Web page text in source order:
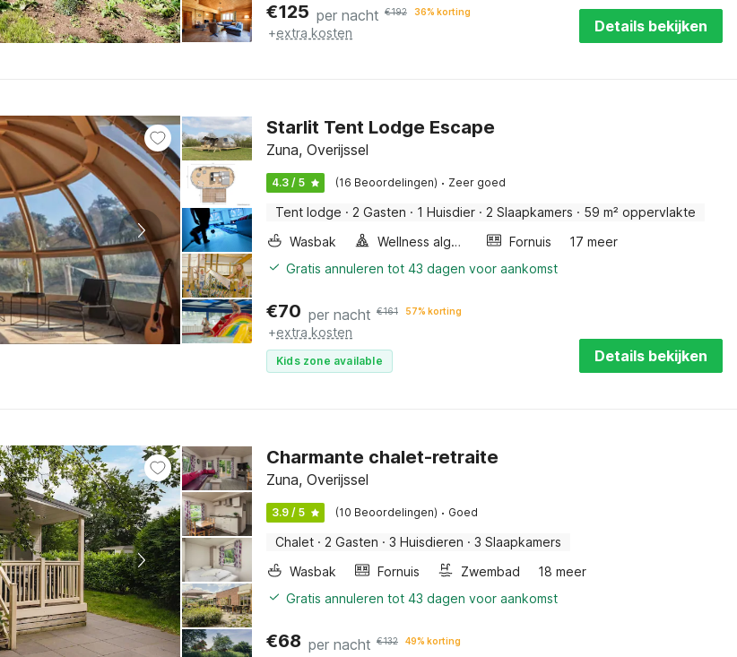
€125 per nacht €192 36% korting
+extra kosten Details bekijken
Starlit Tent Lodge Escape
Zuna, Overijssel
4.3 / 5 (16 Beoordelingen) · Zeer goed
Tent lodge · 2 Gasten · 1 Huisdier · 2 Slaapkamers · 59 m² oppervlakte
Wasbak
Wellness algemeen Fornuis
17 meer
Gratis annuleren tot 43 dagen voor aankomst
€70 per nacht €161 57% korting
+extra kosten
Kids zone available Details bekijken
Charmante chalet-retraite
Zuna, Overijssel
3.9 / 5 (10 Beoordelingen) · Goed
Chalet · 2 Gasten · 3 Huisdieren · 3 Slaapkamers
Wasbak
Fornuis Zwembad
18 meer
Gratis annuleren tot 43 dagen voor aankomst
€68 per nacht €132 49% korting